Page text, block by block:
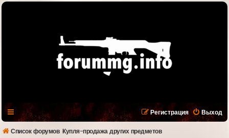
Выход
Регистрация
Список форумов Купля-продажа других предметов